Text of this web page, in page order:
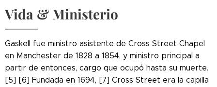
Vida & Ministerio
Gaskell fue ministro asistente de Cross Street Chapel
en Manchester de 1828 a 1854, y ministro principal a
partir de entonces, cargo que ocupó hasta su muerte.
[5] [6] Fundada en 1694, [7] Cross Street era la capilla